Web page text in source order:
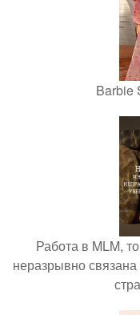
Barbie
Работа в MLM,
неразрывно связана